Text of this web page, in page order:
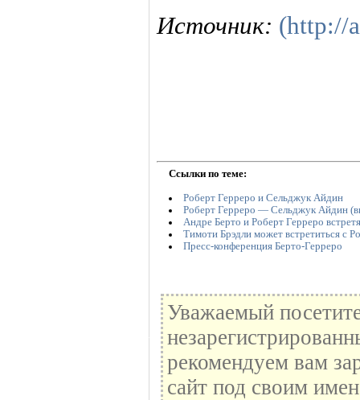
Источник: (http://
Ссылки по теме:
Роберт Герреро и Cельджук Айдин
Роберт Герреро — Сельджук Айдин
Андре Берто и Роберт Герреро
Тимоти Брэдли может встретиться с
Пресс-конференция Берто-Герреро
Уважаемый
рекомендуем вам
сайт под своим